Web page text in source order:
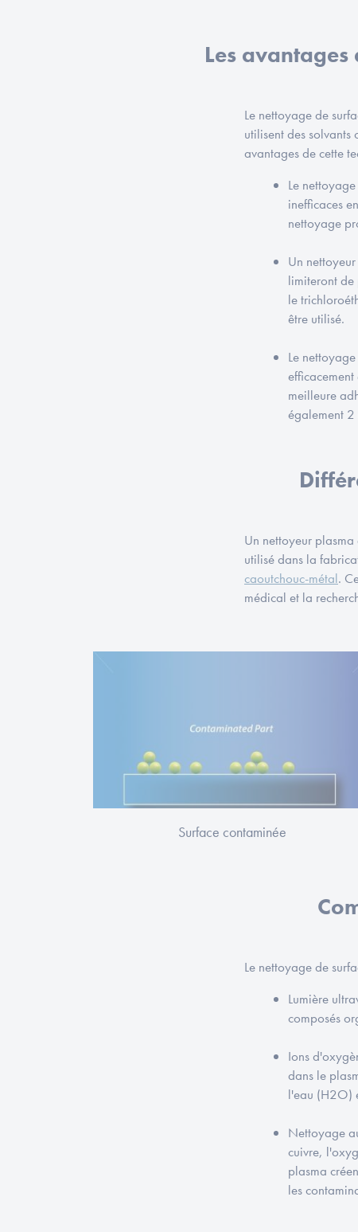
Les avantages
Le nettoyage de
utilisent des
avantages de cette
Le
inefficaces
nettoyage
Un
limiteront de
le
être utilisé.
Le
meilleure
également
Un nettoyeur
utilisé dans la
caoutchouc-métal.
médical et la
Surface contaminée
Le nettoyage de
Lumière
composés
Ions
dans le
l'eau (H2O)
Nettoyage
cuivre,
plasma
les